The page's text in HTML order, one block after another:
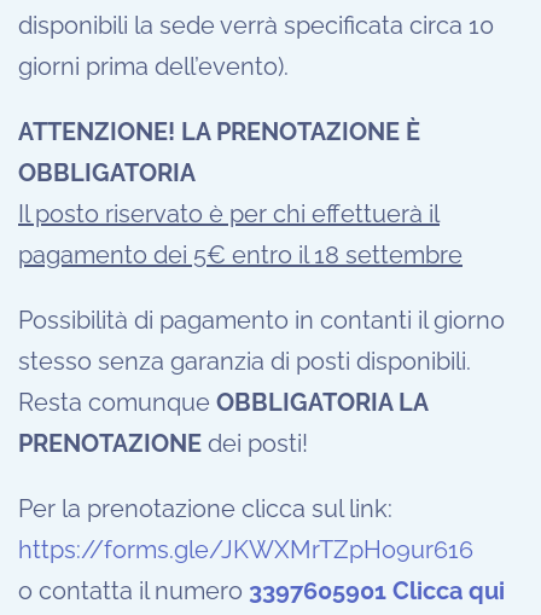
disponibili la sede verrà specificata circa 10
giorni prima dell’evento).
ATTENZIONE! LA PRENOTAZIONE È
OBBLIGATORIA
Il posto riservato è per chi effettuerà il
pagamento dei 5€ entro il 18 settembre
Possibilità di pagamento in contanti il giorno
stesso senza garanzia di posti disponibili.
Resta comunque OBBLIGATORIA LA
PRENOTAZIONE dei posti!
Per la prenotazione clicca sul link:
https://forms.gle/JKWXMrTZpHo9ur616
o contatta il numero 3397605901 Clicca qui